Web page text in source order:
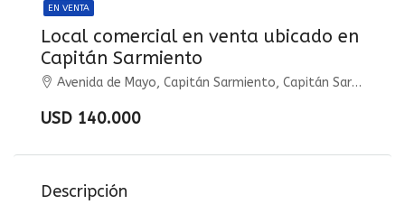
EN VENTA
Local comercial en venta ubicado en
Capitán Sarmiento
Avenida de Mayo, Capitán Sarmiento, Capitán Sarmiento
USD 140.000
Descripción